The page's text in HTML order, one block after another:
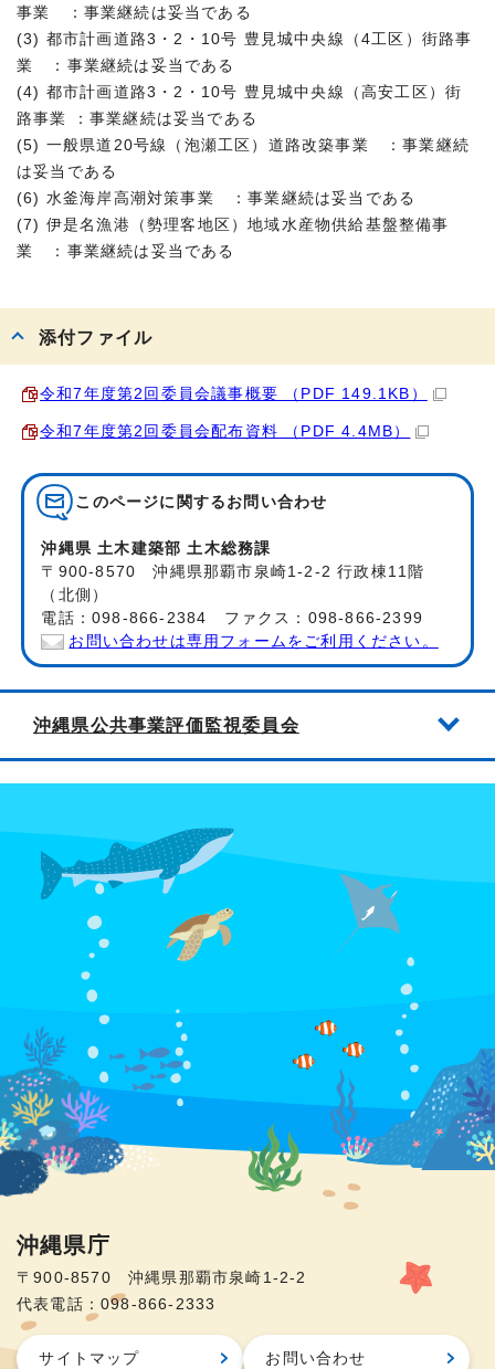
事業 ：事業継続は妥当である
(3) 都市計画道路3・2・10号 豊見城中央線（4工区）街路事
業 ：事業継続は妥当である
(4) 都市計画道路3・2・10号 豊見城中央線（高安工区）街
路事業 ：事業継続は妥当である
(5) 一般県道20号線（泡瀬工区）道路改築事業 ：事業継続
は妥当である
(6) 水釜海岸高潮対策事業 ：事業継続は妥当である
(7) 伊是名漁港（勢理客地区）地域水産物供給基盤整備事
業 ：事業継続は妥当である
添付ファイル
令和7年度第2回委員会議事概要 （PDF 149.1KB）
令和7年度第2回委員会配布資料 （PDF 4.4MB）
このページに関する お問い合わせ
沖縄県 土木建築部 土木総務課
〒900-8570 沖縄県那覇市泉崎1-2-2 行政棟11階
（北側）
電話：098-866-2384 ファクス：098-866-2399
お問い合わせは専用フォームをご利用ください。
沖縄県公共事業評価監視委員会
沖縄県庁
〒900-8570 沖縄県那覇市泉崎1-2-2
代表電話：098-866-2333
サイトマップ お問い合わせ